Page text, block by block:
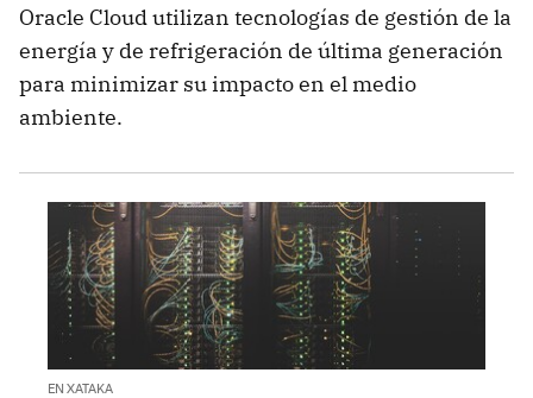
Oracle Cloud utilizan tecnologías de gestión de la
energía y de refrigeración de última generación
para minimizar su impacto en el medio
ambiente.
EN XATAKA